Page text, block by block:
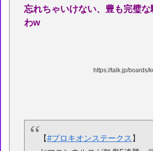
忘れちゃいけない、豊も完璧な
わw
https://talk.jp/boards/
【#プロキオンステークス 】